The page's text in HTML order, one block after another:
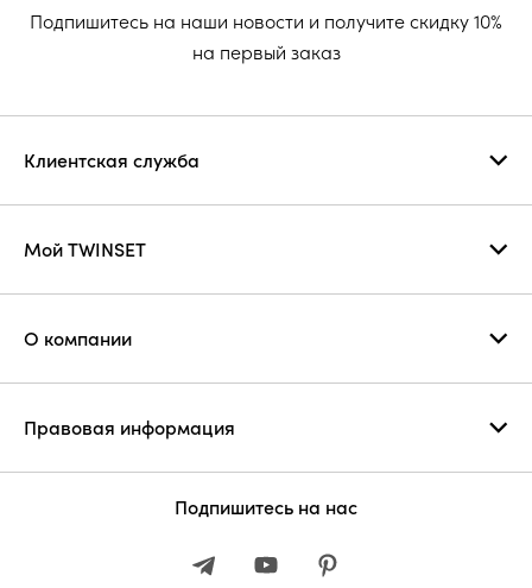
Подпишитесь на наши новости и получите скидку 10%
на первый заказ
Клиентская служба
Мой TWINSET
О компании
Правовая информация
Подпишитесь на нас